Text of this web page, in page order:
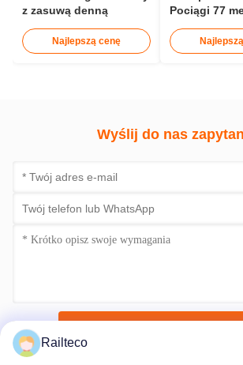
z zasuwą denną
Najlepszą cenę
Pociągi 77
Otwarte Top
Wyślij do nas
Railteco